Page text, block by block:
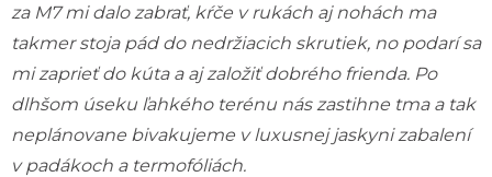
za M7 mi dalo zabrať, kŕče v rukách aj nohách ma
takmer stoja pád do nedržiacich skrutiek, no podarí sa
mi zaprieť do kúta a aj založiť dobrého frienda. Po
dlhšom úseku ľahkého terénu nás zastihne tma a tak
neplánovane bivakujeme v luxusnej jaskyni zabalení
v padákoch a termofóliách.